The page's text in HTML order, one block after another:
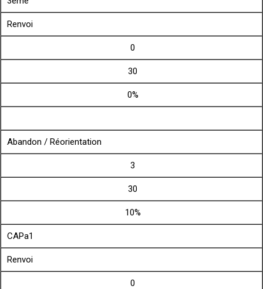
Renvoi
0
30
0%
Abandon / Réorientation
3
30
10%
CAPa1
Renvoi
0